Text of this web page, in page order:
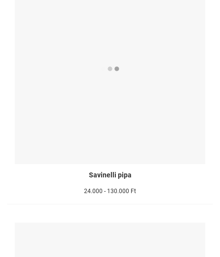
Savinelli pipa
24.000 - 130.000 Ft